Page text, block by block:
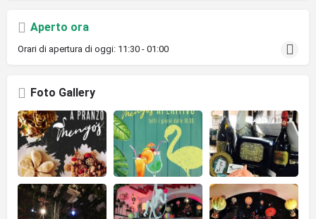
Aperto ora
Orari di apertura di oggi: 11:30 - 01:00
Foto Gallery